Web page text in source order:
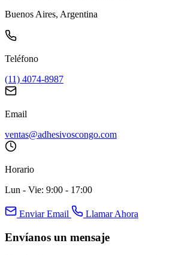
Buenos Aires, Argentina
Teléfono
(11) 4074-8987
Email
ventas@adhesivoscongo.com
Horario
Lun - Vie: 9:00 - 17:00
Enviar Email Llamar Ahora
Envíanos un mensaje